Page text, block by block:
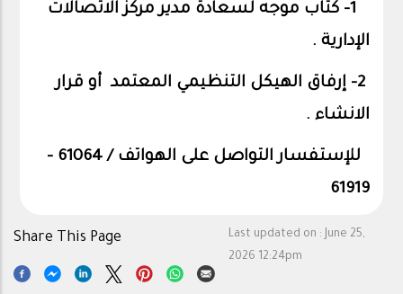
1- كتاب موجه لسعادة مدير مركز الاتصالات
الإدارية .
2- إرفاق الهيكل التنظيمي المعتمد أو قرار
الانشاء .
للإستفسار التواصل على الهواتف / 61064 -
61919
Last updated on : June 25,
2026 12:24pm
Share This Page